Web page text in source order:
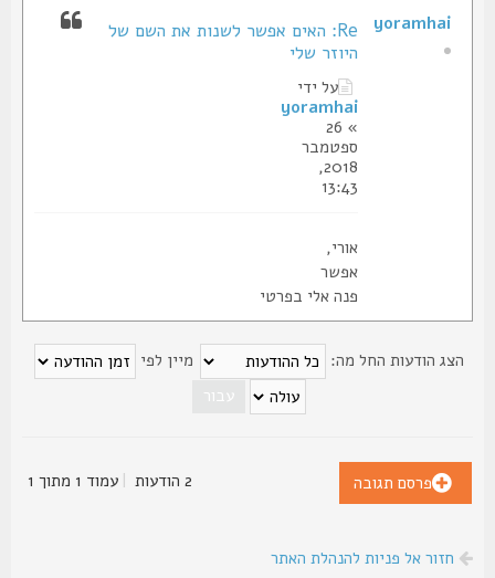
Re: האים אפשר לשנות את השם של
היוזר שלי
על ידי
yoramhai
ספטמבר
2018,
13:43
אפשר
פנה אלי בפרטי
yoramhai
הודעות החל מה: מיין לפי
פרסם תגובה |עמוד1מתוך1
חזור אל פניות להנהלת האתר